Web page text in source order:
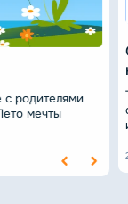
с родителями
мечты